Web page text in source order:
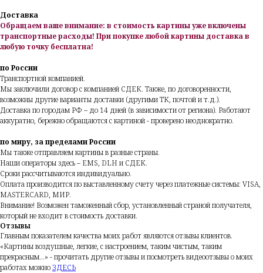
Доставка
Обращаем ваше внимание: в стоимость картины уже включены
транспортные расходы! При покупке любой картины доставка в
любую точку бесплатна!
по России
Транспортной компанией.
Мы заключили договор с компанией СДЕК. Также, по договоренности,
возможны другие варианты доставки (другими ТК, почтой и т.д.).
Доставка по городам РФ – до 14 дней (в зависимости от региона). Работают
аккуратно, бережно обращаются с картиной - проверено неоднократно.
по миру, за пределами России
Мы также отправляем картины в разные страны.
Наши операторы здесь – EMS, DLH и СДЕК.
Сроки рассчитываются индивидуально.
Оплата производится по выставленному счету через платежные системы: VISA,
MASTERCARD, МИР.
Внимание! Возможен таможенный сбор, установленный страной получателя,
который не входит в стоимость доставки.
Отзывы
Главным показателем качества моих работ являются отзывы клиентов.
«Картины воздушные, легкие, с настроением, таким чистым, таким
прекрасным...» - прочитать другие отзывы и посмотреть видеоотзывы о моих
работах можноЗДЕСЬ